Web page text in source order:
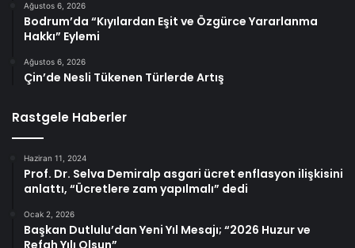
Ağustos 6, 2026
Bodrum’da “Kıyılardan Eşit ve Özgürce Yararlanma
Hakkı” Eylemi
Ağustos 6, 2026
Çin’de Nesli Tükenen Türlerde Artış
Rastgele Haberler
Haziran 11, 2024
Prof. Dr. Selva Demiralp asgari ücret enflasyon ilişkisini
anlattı, “Ücretlere zam yapılmalı” dedi
Ocak 2, 2026
Başkan Dutlulu’dan Yeni Yıl Mesajı; “2026 Huzur ve